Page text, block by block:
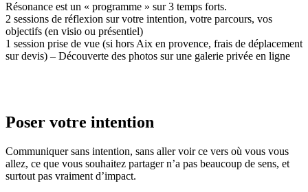
Résonance est un « programme » sur 3 temps forts.
2 sessions de réflexion sur votre intention, votre parcours, vos
objectifs (en visio ou présentiel)
1 session prise de vue (si hors Aix en provence, frais de déplacement
sur devis) – Découverte des photos sur une galerie privée en ligne
Poser votre intention
Communiquer sans intention, sans aller voir ce vers où vous vous
allez, ce que vous souhaitez partager n’a pas beaucoup de sens, et
surtout pas vraiment d’impact.